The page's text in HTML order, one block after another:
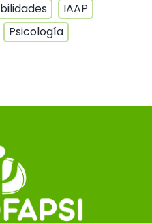
IAAP
Psicología